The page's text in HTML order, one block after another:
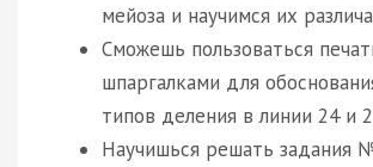
мейоза и научимся их
Сможешь пользоваться
шпаргалками для
типов деления в линии 24 и
Научишься решать задания